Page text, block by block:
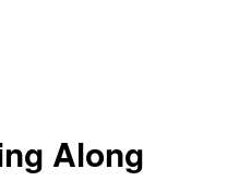
Along